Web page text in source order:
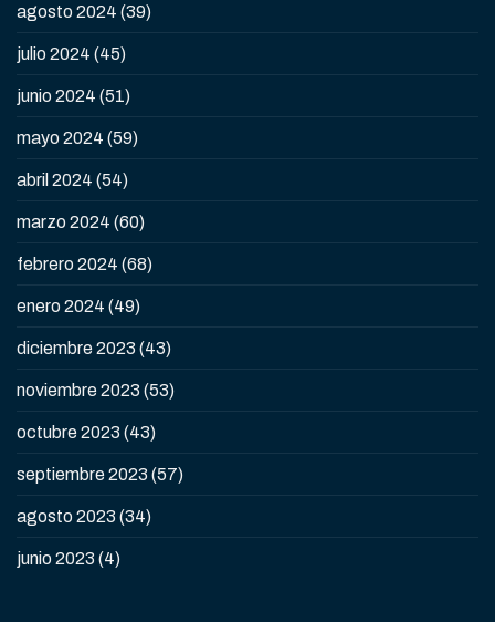
agosto 2024 (39)
julio 2024 (45)
junio 2024 (51)
mayo 2024 (59)
abril 2024 (54)
marzo 2024 (60)
febrero 2024 (68)
enero 2024 (49)
diciembre 2023 (43)
noviembre 2023 (53)
octubre 2023 (43)
septiembre 2023 (57)
agosto 2023 (34)
junio 2023 (4)